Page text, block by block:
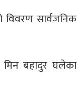
विवरण सार्वजनिक
मिन बहादुर घलेका